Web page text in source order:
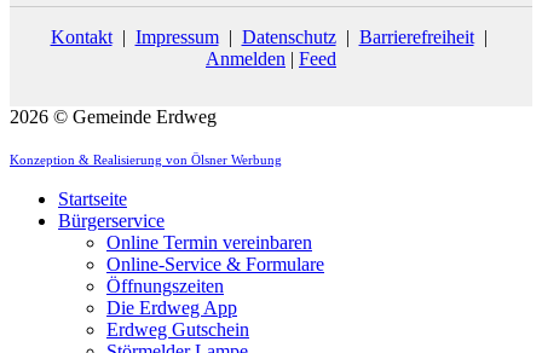
Kontakt| Impressum| Datenschutz| Barrierefreiheit|
Anmelden | Feed
2026 © Gemeinde Erdweg
Konzeption & Realisierung von Ölsner Werbung
Startseite
Bürgerservice
Online Termin vereinbaren
Online-Service & Formulare
Öffnungszeiten
Die Erdweg App
Erdweg Gutschein